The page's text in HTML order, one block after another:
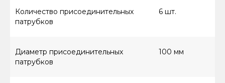
Количество присоединительных
патрубков
6 шт.
Диаметр присоединительных
патрубков
100 мм